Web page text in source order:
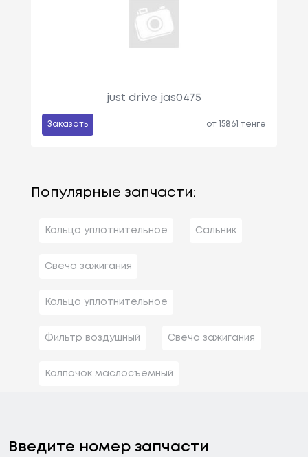
just drive jas0475
Заказать от 15861 тенге
Популярные запчасти:
Кольцо уплотнительное Сальник
Свеча зажигания
Кольцо уплотнительное
Фильтр воздушный Свеча зажигания
Колпачок маслосъемный
Введите номер запчасти